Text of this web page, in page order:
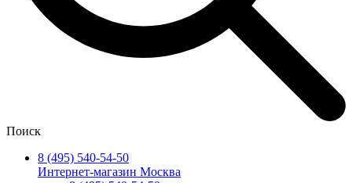
Поиск
8 (495) 540-54-50
Интернет-магазин Москва